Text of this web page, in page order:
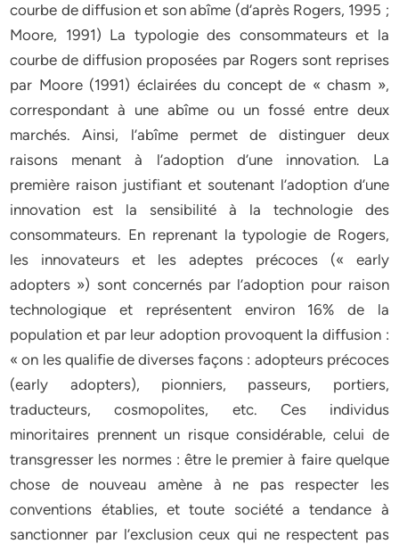
courbe de diffusion et son abîme (d’après Rogers, 1995 ;
Moore, 1991) La typologie des consommateurs et la
courbe de diffusion proposées par Rogers sont reprises
par Moore (1991) éclairées du concept de « chasm »,
correspondant à une abîme ou un fossé entre deux
marchés. Ainsi, l’abîme permet de distinguer deux
raisons menant à l’adoption d’une innovation. La
première raison justifiant et soutenant l’adoption d’une
innovation est la sensibilité à la technologie des
consommateurs. En reprenant la typologie de Rogers,
les innovateurs et les adeptes précoces (« early
adopters ») sont concernés par l’adoption pour raison
technologique et représentent environ 16% de la
population et par leur adoption provoquent la diffusion :
« on les qualifie de diverses façons : adopteurs précoces
(early adopters), pionniers, passeurs, portiers,
traducteurs, cosmopolites, etc. Ces individus
minoritaires prennent un risque considérable, celui de
transgresser les normes : être le premier à faire quelque
chose de nouveau amène à ne pas respecter les
conventions établies, et toute société a tendance à
sanctionner par l’exclusion ceux qui ne respectent pas